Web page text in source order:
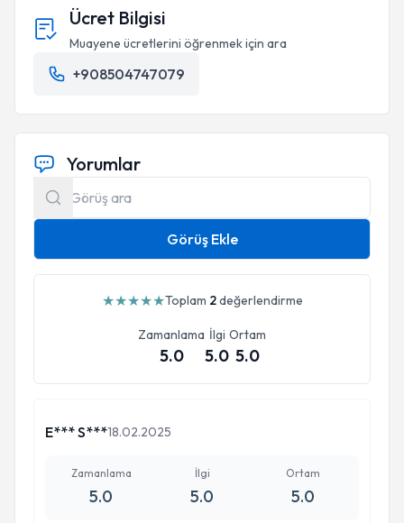
Ücret Bilgisi
Muayene ücretlerini öğrenmek için ara
+908504747079
Yorumlar
Görüş Ekle
★★★★★Toplam 2değerlendirme
Zamanlama
5.0
İlgi
5.0
Ortam
5.0
E*** S***18.02.2025
Zamanlama
5.0
İlgi
5.0
Ortam
5.0